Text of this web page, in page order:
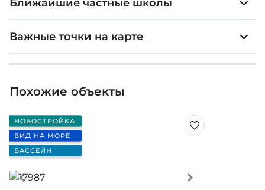
Ближайшие частные школы
Важные точки на карте
Похожие объекты
НОВОСТРОЙКА
ВИД НА МОРЕ
БАССЕЙН